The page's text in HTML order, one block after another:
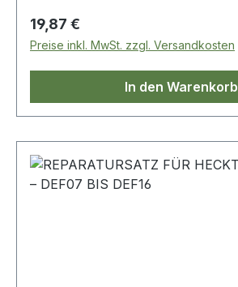
Regulärer Preis:
19,87 €
Preise inkl. MwSt. zzgl. Versandkosten
In den Warenkorb